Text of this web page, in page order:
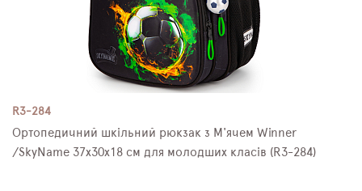
R3-284
Ортопедичний шкільний рюкзак з М'ячем Winner
/SkyName 37х30х18 см для молодших класів (R3-284)